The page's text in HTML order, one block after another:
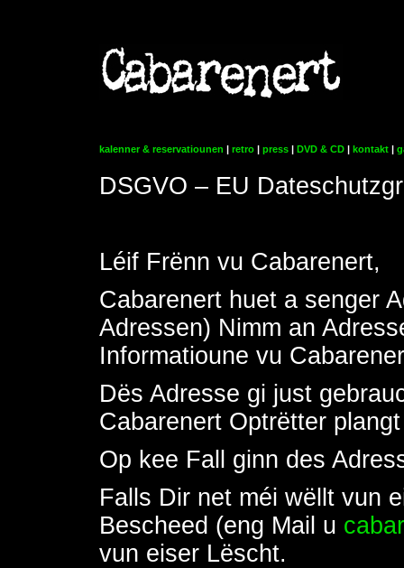
kalenner & reservatiounen | retro | press | DVD & CD | kontakt |
DSGVO – EU
Léif Frënn vu Cabarenert,
Cabarenert huet a senger
Adressen) Nimm an
Informatioune vu
Dës Adresse gi just
Cabarenert Optrëtter
Op kee Fall ginn des
Falls Dir net méi wëllt vun
Bescheed (eng Mail u
vun eiser Lëscht.